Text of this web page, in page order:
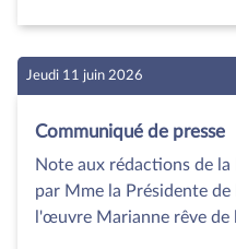
Jeudi 11 juin 2026
Communiqué de presse
Note aux rédactions de
par Mme la Présidente
l'œuvre Marianne rêve de